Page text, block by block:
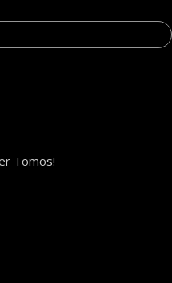
Tomos!